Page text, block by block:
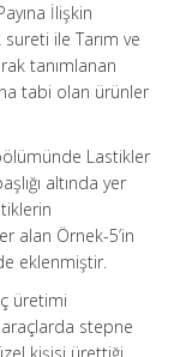
İlişkin
ile Tarım ve
tanımlanan
tabi olan ürünler
Lastikler
altında yer
alan Örnek-5’in
eklenmiştir.
üretimi
stepne